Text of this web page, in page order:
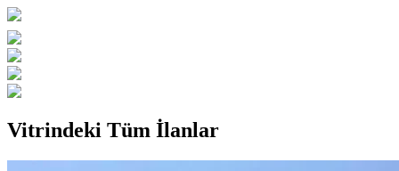
Vitrindeki Tüm İlanlar